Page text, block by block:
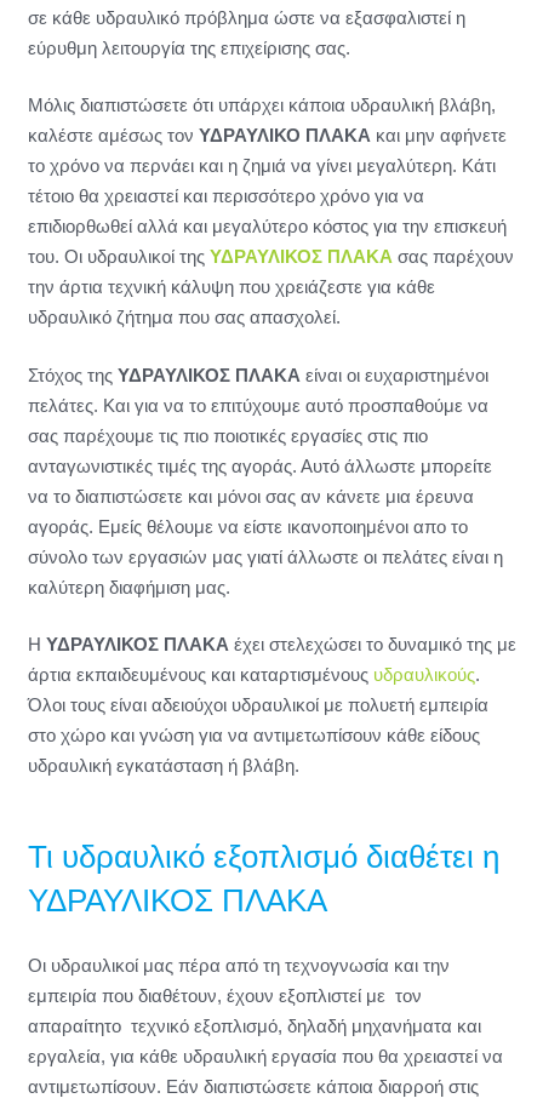
σε κάθε υδραυλικό πρόβλημα ώστε να εξασφαλιστεί η
εύρυθμη λειτουργία της επιχείρισης σας.
Μόλις διαπιστώσετε ότι υπάρχει κάποια υδραυλική βλάβη,
καλέστε αμέσως τον ΥΔΡΑΥΛΙΚΟ ΠΛΑΚΑκαι μην αφήνετε
το χρόνο να περνάει και η ζημιά να γίνει μεγαλύτερη. Κάτι
τέτοιο θα χρειαστεί και περισσότερο χρόνο για να
επιδιορθωθεί αλλά και μεγαλύτερο κόστος για την επισκευή
του. Οι υδραυλικοί της ΥΔΡΑΥΛΙΚΟΣ ΠΛΑΚΑσας παρέχουν
την άρτια τεχνική κάλυψη που χρειάζεστε για κάθε
υδραυλικό ζήτημα που σας απασχολεί.
Στόχος της ΥΔΡΑΥΛΙΚΟΣ ΠΛΑΚΑ είναι οι ευχαριστημένοι
πελάτες. Και για να το επιτύχουμε αυτό προσπαθούμε να
σας παρέχουμε τις πιο ποιοτικές εργασίες στις πιο
ανταγωνιστικές τιμές της αγοράς. Αυτό άλλωστε μπορείτε
να το διαπιστώσετε και μόνοι σας αν κάνετε μια έρευνα
αγοράς. Εμείς θέλουμε να είστε ικανοποιημένοι απο το
σύνολο των εργασιών μας γιατί άλλωστε οι πελάτες είναι η
καλύτερη διαφήμιση μας.
Η ΥΔΡΑΥΛΙΚΟΣ ΠΛΑΚΑέχει στελεχώσει το δυναμικό της με
άρτια εκπαιδευμένους και καταρτισμένους υδραυλικούς.
Όλοι τους είναι αδειούχοι υδραυλικοί με πολυετή εμπειρία
στο χώρο και γνώση για να αντιμετωπίσουν κάθε είδους
υδραυλική εγκατάσταση ή βλάβη.
Τι υδραυλικό εξοπλισμό διαθέτει η
ΥΔΡΑΥΛΙΚΟΣ ΠΛΑΚΑ
Οι υδραυλικοί μας πέρα από τη τεχνογνωσία και την
εμπειρία που διαθέτουν, έχουν εξοπλιστεί με τον
απαραίτητο τεχνικό εξοπλισμό, δηλαδή μηχανήματα και
εργαλεία, για κάθε υδραυλική εργασία που θα χρειαστεί να
αντιμετωπίσουν. Εάν διαπιστώσετε κάποια διαρροή στις